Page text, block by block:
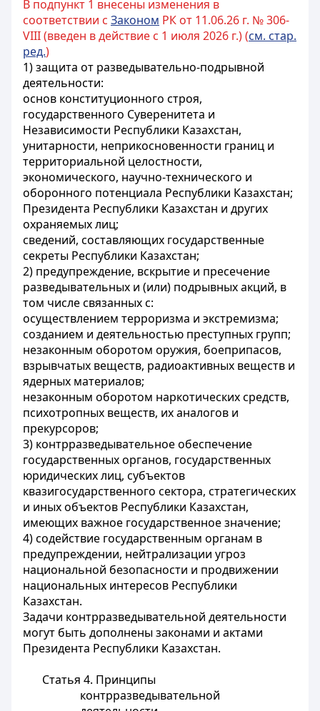
В подпункт 1 внесены изменения в
соответствии с Законом РК от 11.06.26 г. № 306-
VIII (введен в действие с 1 июля 2026 г.) (см. стар.
ред.)
1) защита от разведывательно-подрывной
деятельности:
основ конституционного строя,
государственного Суверенитета и
Независимости Республики Казахстан,
унитарности, неприкосновенности границ и
территориальной целостности,
экономического, научно-технического и
оборонного потенциала Республики Казахстан;
Президента Республики Казахстан и других
охраняемых лиц;
сведений, составляющих государственные
секреты Республики Казахстан;
2) предупреждение, вскрытие и пресечение
разведывательных и (или) подрывных акций, в
том числе связанных с:
осуществлением терроризма и экстремизма;
созданием и деятельностью преступных групп;
незаконным оборотом оружия, боеприпасов,
взрывчатых веществ, радиоактивных веществ и
ядерных материалов;
незаконным оборотом наркотических средств,
психотропных веществ, их аналогов и
прекурсоров;
3) контрразведывательное обеспечение
государственных органов, государственных
юридических лиц, субъектов
квазигосударственного сектора, стратегических
и иных объектов Республики Казахстан,
имеющих важное государственное значение;
4) содействие государственным органам в
предупреждении, нейтрализации угроз
национальной безопасности и продвижении
национальных интересов Республики
Казахстан.
Задачи контрразведывательной деятельности
могут быть дополнены законами и актами
Президента Республики Казахстан.
Статья 4. Принципы
контрразведывательной